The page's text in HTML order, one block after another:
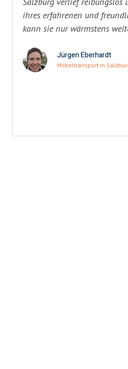
ihres erfahrenen und
kann sie nur wärmstens
Jürgen Eberhardt
Möbeltransport in